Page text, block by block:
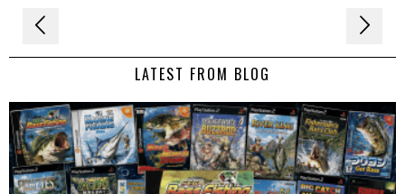
Navigation
de LATEST FROM BLOG